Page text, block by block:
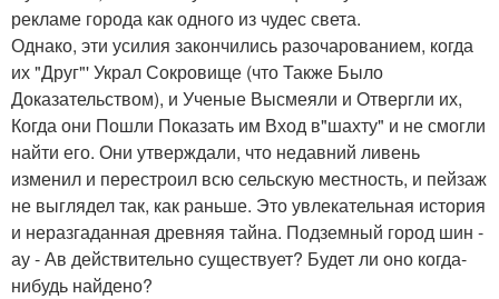
рекламе города как одного из чудес света.
Однако, эти усилия закончились разочарованием, когда
их "Друг"' Украл Сокровище (что Также Было
Доказательством), и Ученые Высмеяли и Отвергли их,
Когда они Пошли Показать им Вход в"шахту" и не смогли
найти его. Они утверждали, что недавний ливень
изменил и перестроил всю сельскую местность, и пейзаж
не выглядел так, как раньше. Это увлекательная история
и неразгаданная древняя тайна. Подземный город шин -
ау - Ав действительно существует? Будет ли оно когда-
нибудь найдено?